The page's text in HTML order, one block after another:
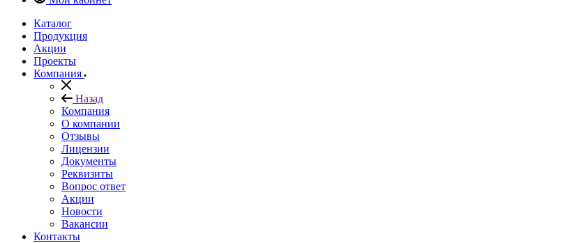
Каталог
Продукция
Акции
Проекты
Компания
Назад
Компания
О компании
Отзывы
Лицензии
Документы
Реквизиты
Вопрос ответ
Акции
Новости
Вакансии
Контакты